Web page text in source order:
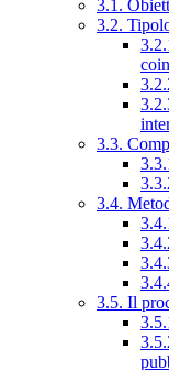
3.1.
3.2.
3.3.
3.4.
3.5. Il